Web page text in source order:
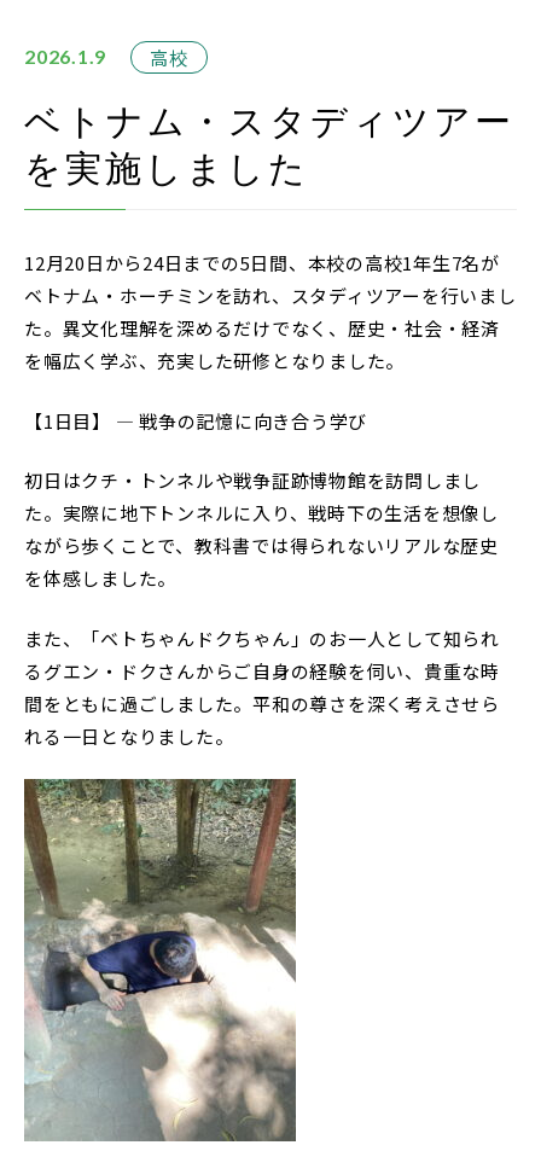
在校生・保護者の方
お問い合わせ
アクセス
Instagram
採用情報
リンク
ソーシャルメディアポリシー
閉じる
2026.1.9 高校
ベトナム・スタディツアー
を実施しました
12月20日から24日までの5日間、本校の高校1年生7名が
ベトナム・ホーチミンを訪れ、スタディツアーを行いまし
た。異文化理解を深めるだけでなく、歴史・社会・経済
を幅広く学ぶ、充実した研修となりました。
【1日目】 ― 戦争の記憶に向き合う学び
初日はクチ・トンネルや戦争証跡博物館を訪問しまし
た。実際に地下トンネルに入り、戦時下の生活を想像し
ながら歩くことで、教科書では得られないリアルな歴史
を体感しました。
また、「ベトちゃんドクちゃん」のお一人として知られ
るグエン・ドクさんからご自身の経験を伺い、貴重な時
間をともに過ごしました。平和の尊さを深く考えさせら
れる一日となりました。